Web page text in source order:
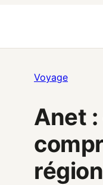
Voyage
Anet
région